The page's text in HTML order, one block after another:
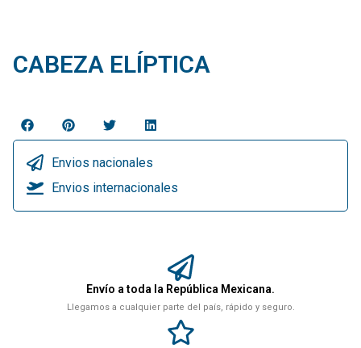
CABEZA ELÍPTICA
Envios nacionales
Envios internacionales
Envío a toda la República Mexicana.
Llegamos a cualquier parte del país, rápido y seguro.